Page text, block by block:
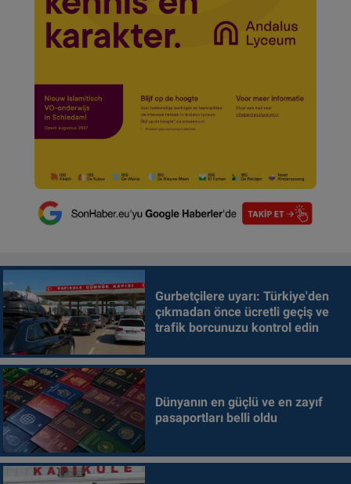
Gurbetçilere uyarı: Türkiye'den
çıkmadan önce ücretli geçiş ve
trafik borcunuzu kontrol edin
Dünyanın en güçlü ve en zayıf
pasaportları belli oldu